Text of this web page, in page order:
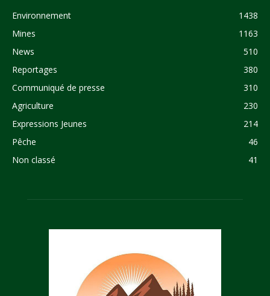
Environnement
1438
Mines
1163
News
510
Reportages
380
Communiqué de presse
310
Agriculture
230
Expressions Jeunes
214
Pêche
46
Non classé
41